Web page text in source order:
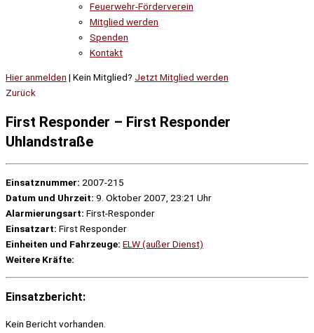
Feuerwehr-Förderverein
Mitglied werden
Spenden
Kontakt
Hier anmelden | Kein Mitglied? Jetzt Mitglied werden
Zurück
First Responder – First Responder
Uhlandstraße
Einsatznummer: 2007-215
Datum und Uhrzeit: 9. Oktober 2007, 23:21 Uhr
Alarmierungsart: First-Responder
Einsatzart: First Responder
Einheiten und Fahrzeuge: ELW (außer Dienst)
Weitere Kräfte:
Einsatzbericht:
Kein Bericht vorhanden.